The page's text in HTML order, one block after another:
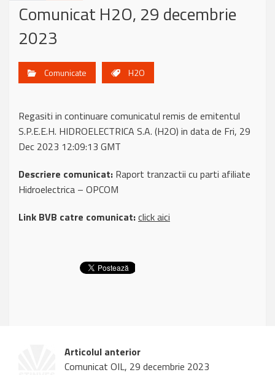
Comunicat H2O, 29 decembrie
2023
Comunicate H2O
Regasiti in continuare comunicatul remis de emitentul
S.P.E.E.H. HIDROELECTRICA S.A. (H2O) in data de Fri, 29
Dec 2023 12:09:13 GMT
Descriere comunicat: Raport tranzactii cu parti afiliate
Hidroelectrica – OPCOM
Link BVB catre comunicat:click aici
Articolul anterior
Comunicat OIL, 29 decembrie 2023